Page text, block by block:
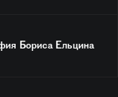
Бориса Ельцина